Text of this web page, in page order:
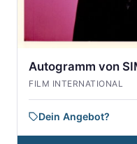
Autogramm von
FILM INTERNATIONAL
Dein Angebot?